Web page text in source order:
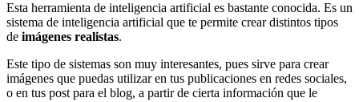
Esta herramienta de inteligencia artificial es bastante conocida. Es un
sistema de inteligencia artificial que te permite crear distintos tipos
de imágenes realistas.
Este tipo de sistemas son muy interesantes, pues sirve para crear
imágenes que puedas utilizar en tus publicaciones en redes sociales,
o en tus post para el blog, a partir de cierta información que le